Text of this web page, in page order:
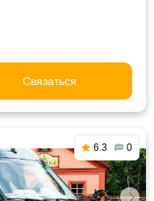
Связаться
6.3 0